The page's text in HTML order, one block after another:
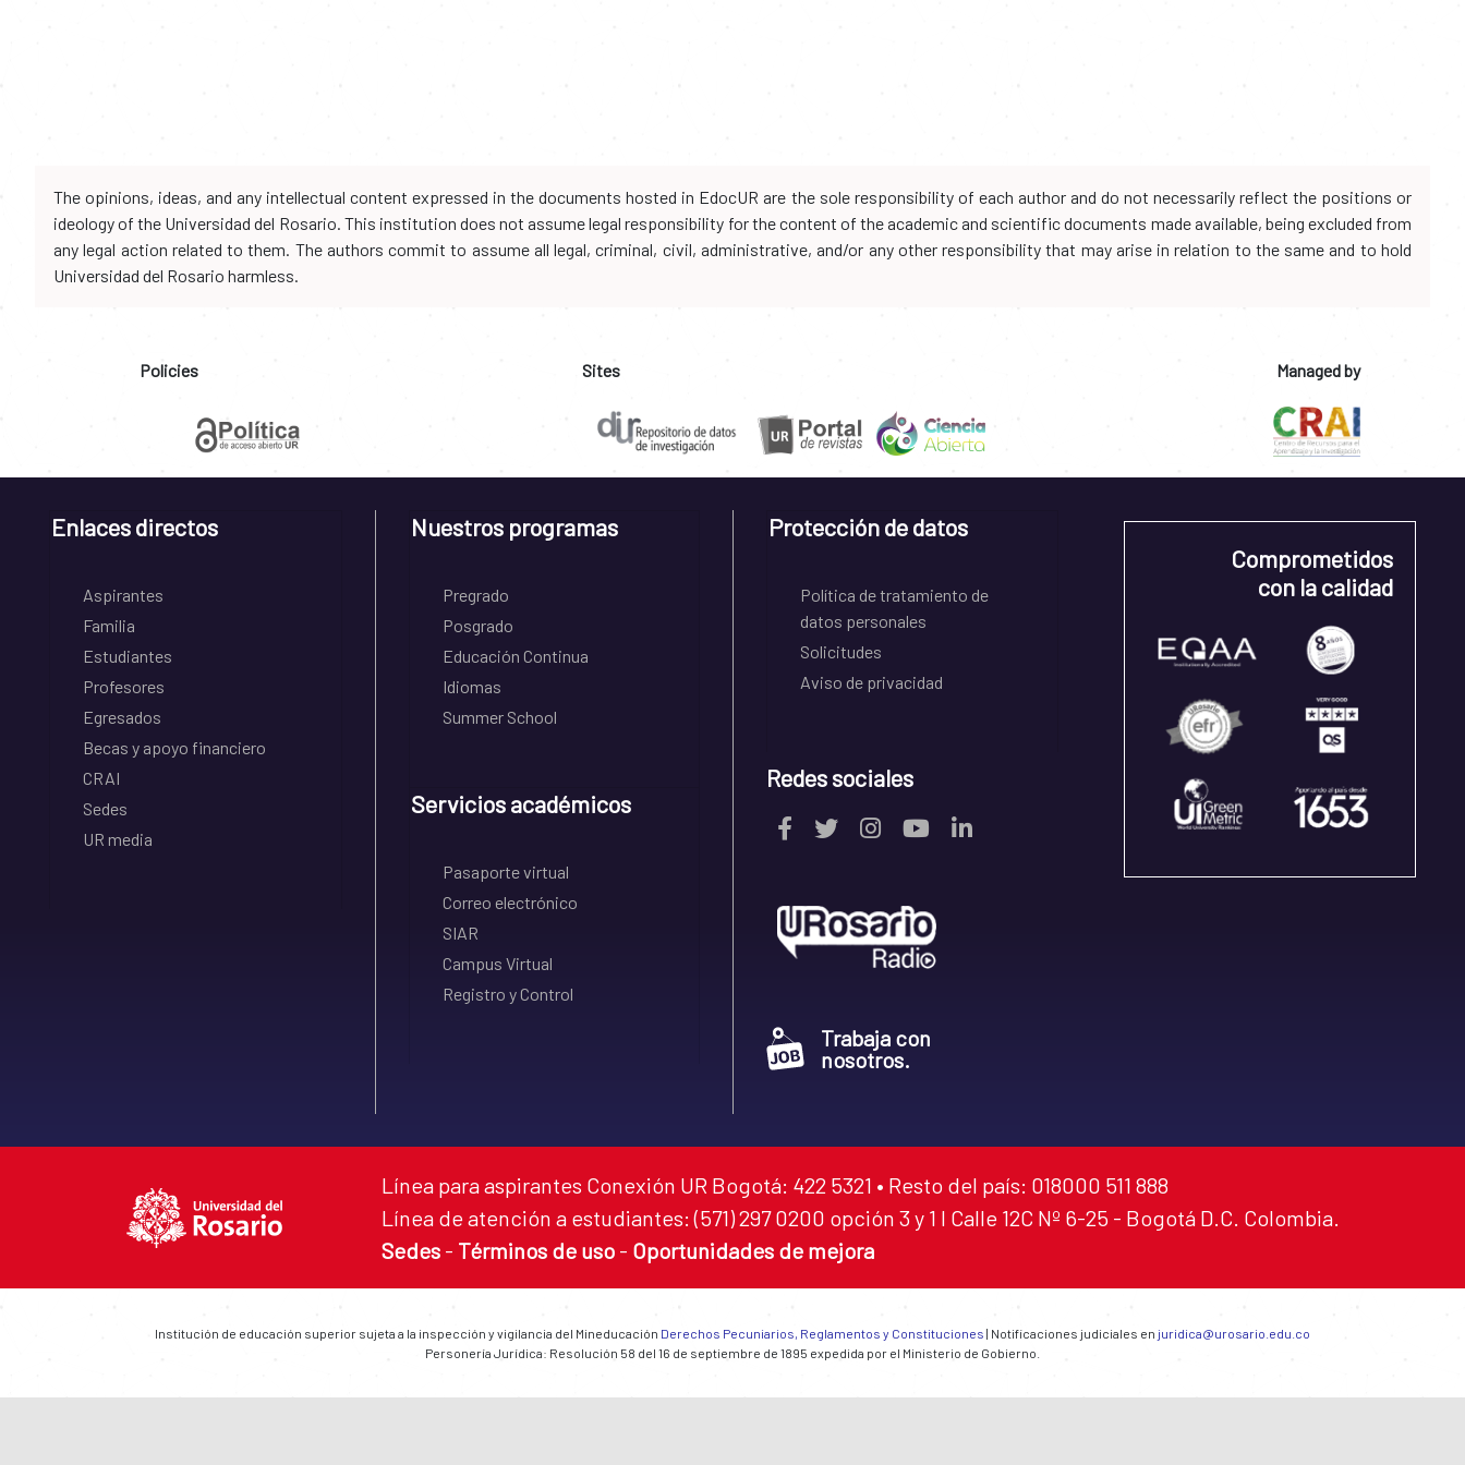
The opinions, ideas, and any intellectual content expressed in the documents hosted in EdocUR are the sole responsibility of each author and do not necessarily reflect the positions or
ideology of the Universidad del Rosario. This institution does not assume legal responsibility for the content of the academic and scientific documents made available, being excluded from
any legal action related to them. The authors commit to assume all legal, criminal, civil, administrative, and/or any other responsibility that may arise in relation to the same and to hold
Universidad del Rosario harmless.
Policies Sites Managed by
Enlaces directos
Aspirantes
Familia
Estudiantes
Profesores
Egresados
Becas y apoyo financiero
CRAI
Sedes
UR media
Nuestros programas
Pregrado
Posgrado
Educación Continua
Idiomas
Summer School
Servicios académicos
Pasaporte virtual
Correo electrónico
SIAR
Campus Virtual
Registro y Control
Protección de datos
Política de tratamiento de
datos personales
Solicitudes
Aviso de privacidad
Redes sociales
Trabaja con
nosotros.
Comprometidos
con la calidad
Línea para aspirantes Conexión UR Bogotá: 422 5321 • Resto del país: 018000 511 888
Línea de atención a estudiantes: (571) 297 0200 opción 3 y 1 I Calle 12C Nº 6-25 - Bogotá D.C. Colombia.
Sedes - Términos de uso - Oportunidades de mejora
Institución de educación superior sujeta a la inspección y vigilancia del Mineducación Derechos Pecuniarios, Reglamentos y Constituciones | Notificaciones judiciales en juridica@urosario.edu.co
Personería Jurídica: Resolución 58 del 16 de septiembre de 1895 expedida por el Ministerio de Gobierno.